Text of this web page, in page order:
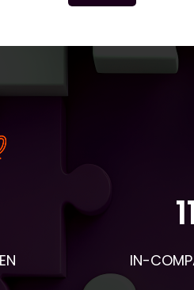
- De instaptoets en
en woordentrainers per post
eerste les en geef ze aan de
IN-